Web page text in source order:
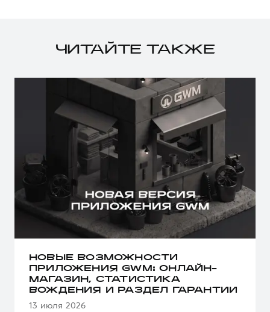
ЧИТАЙТЕ ТАКЖЕ
НОВЫЕ ВОЗМОЖНОСТИ
ПРИЛОЖЕНИЯ GWM: ОНЛАЙН-
МАГАЗИН, СТАТИСТИКА
ВОЖДЕНИЯ И РАЗДЕЛ ГАРАНТИИ
13 июля 2026